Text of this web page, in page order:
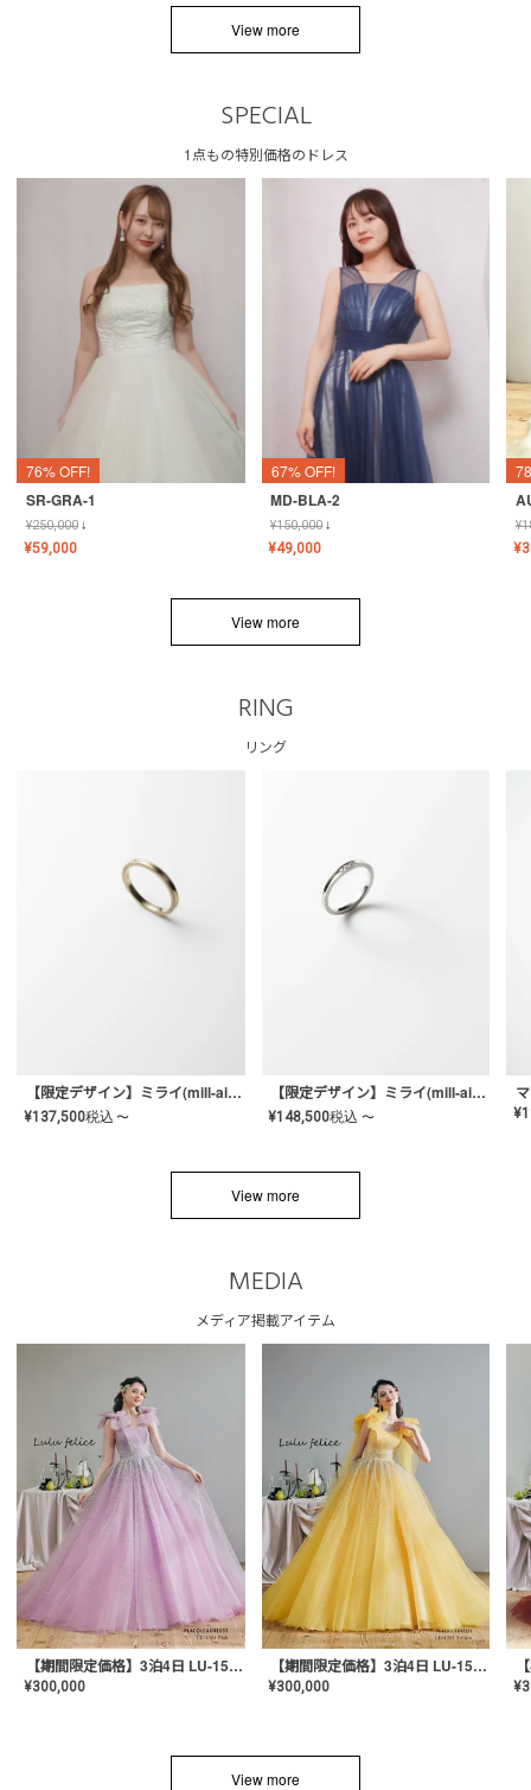
View more
SPECIAL
1点もの特別価格のドレス
76% OFF!
SR-GRA-1
¥250,000↓
¥59,000
67% OFF!
MD-BLA-2
¥150,000↓
¥49,000
¥
¥
View more
RING
リング
【限定デザイン】ミライ(mill-ai)リング
¥137,500税込 〜
【限定デザイン】ミライ(mill-ai)リング
¥148,500税込 〜 ¥
View more
MEDIA
メディア掲載アイテム
【期間限定価格】3泊4日 LU-1501(Pink)
¥300,000
【期間限定価格】3泊4日 LU-1501(Yellow)
¥300,000 ¥
View more